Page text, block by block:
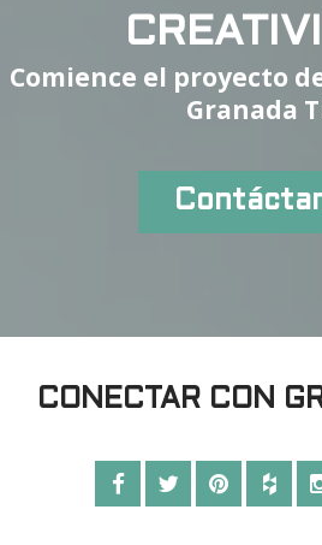
Comience el proyecto
Granada
CONECTAR CON